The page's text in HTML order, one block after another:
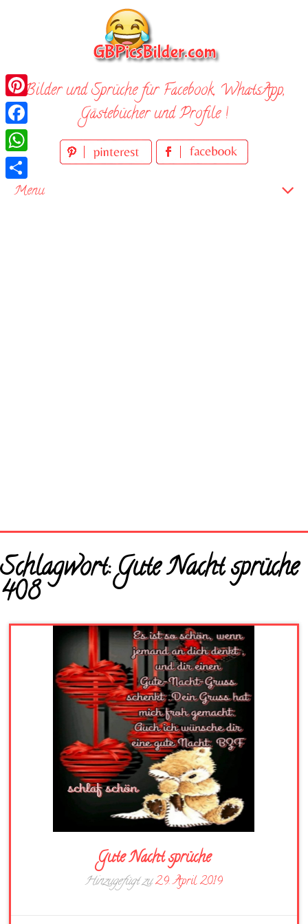
Bilder und Sprüche für Facebook, WhatsApp,
Gästebücher und Profile !
Menu
Startseite
Neue Bilder
Schlagwort:Gute Nacht sprüche
408
Gute Nacht sprüche
Hinzugefügt zu29. April 2019
Pinterest
Facebook
WhatsApp
Teilen